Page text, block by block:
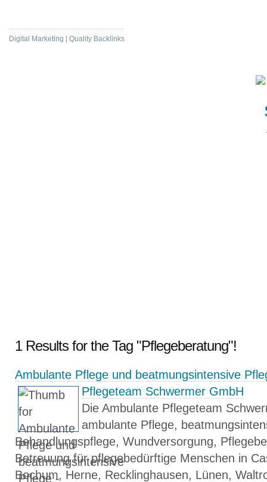
Digital Marketing | Quality Backlinks
1 Results for the Tag "Pflegeberatung"!
Ambulante Pflege und beatmungsintensive
Pflegeteam Schwermer GmbH
Die Ambulante Pflegeteam
ambulante Pflege,
Behandlungspflege, Wundversorgung,
Betreuung für pflegebedürftige Menschen in
Bochum, Herne, Recklinghausen, Lünen,